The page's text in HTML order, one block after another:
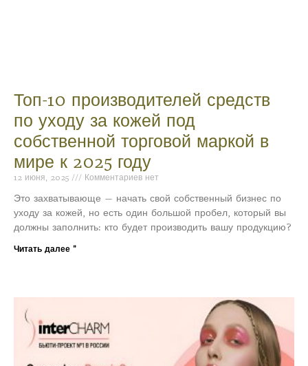
Топ-10 производителей средств
по уходу за кожей под
собственной торговой маркой в
мире к 2025 году
12 июня, 2025 Комментариев нет
Это захватывающе — начать свой собственный бизнес по
уходу за кожей, но есть один большой пробел, который вы
должны заполнить: кто будет производить вашу продукцию?
Читать далее "